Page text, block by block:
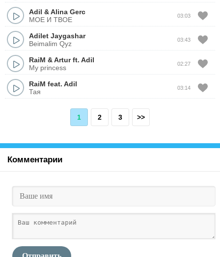
Adil &Alina Gerc
МОЕ И ТВОЕ
03:03
Adilet Jaygashar
Beimalim Qyz
03:43
RaiM &Arturft. Adil
My princess
02:27
RaiM feat. Adil
Тая
03:14
1 2 3 >>
Комментарии